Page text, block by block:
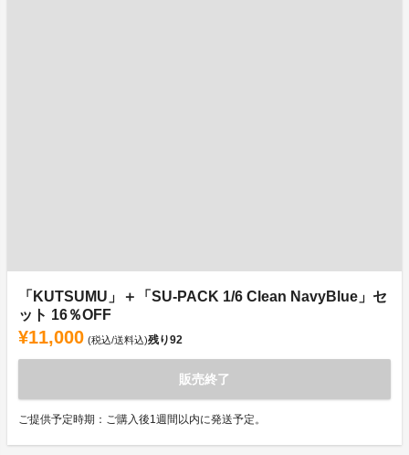
「KUTSUMU」＋「SU-PACK 1/6 Clean NavyBlue」セ
ット 16％OFF
¥11,000 (税込/送料込)残り92
販売終了
ご提供予定時期：ご購入後1週間以内に発送予定。